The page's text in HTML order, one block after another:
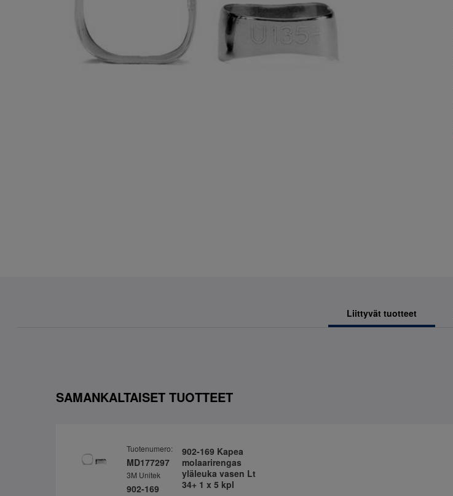
Liittyvät tuotteet
SAMANKALTAISET TUOTTEET
Tuotenumero:
MD177297
3M Unitek
902-169
902-169 Kapea
molaarirengas
yläleuka vasen Lt
34+ 1 x 5 kpl